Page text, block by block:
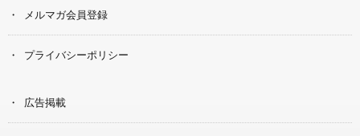
メルマガ会員登録
プライバシーポリシー
広告掲載